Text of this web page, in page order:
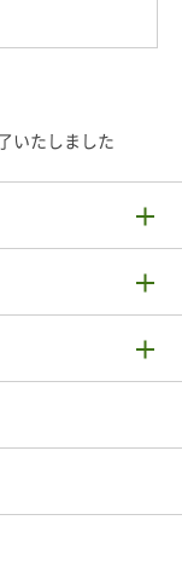
いたしました